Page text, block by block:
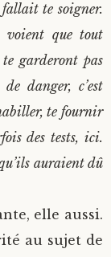
te soigner.
voient que tout
garderont pas
danger, c’est
te fournir
des tests, ici.
auraient dû
elle aussi.
au sujet de